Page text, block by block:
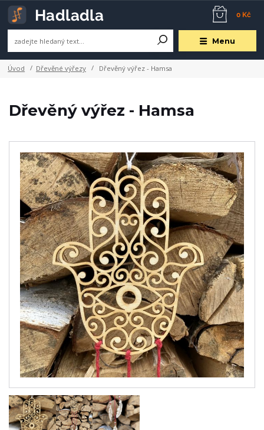
Menu
0 Kč
Úvod Dřevěné výřezy Dřevěný výřez - Hamsa
Dřevěný výřez - Hamsa